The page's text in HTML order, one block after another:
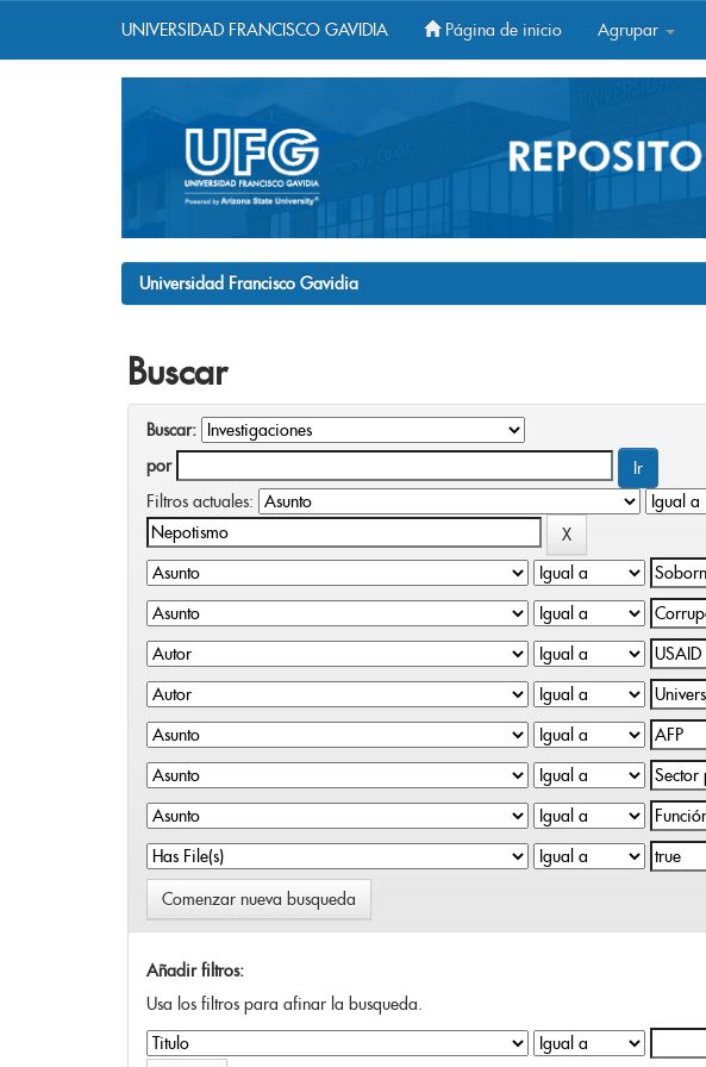
UNIVERSIDAD FRANCISCO GAVIDIA Página de inicio Agrupar
Universidad Francisco Gavidia
Buscar
Buscar:
por
Filtros actuales:
Comenzar nueva busqueda
Añadir filtros:
Usa los filtros para afinar la busqueda.